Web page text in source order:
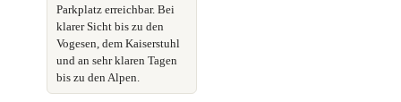
Parkplatz erreichbar. Bei
klarer Sicht bis zu den
Vogesen, dem Kaiserstuhl
und an sehr klaren Tagen
bis zu den Alpen.